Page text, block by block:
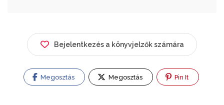
Bejelentkezés a könyvjelzők számára
Megosztás Megosztás Pin It